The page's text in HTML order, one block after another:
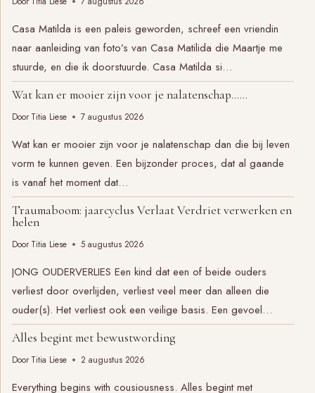
Casa Matilda is een paleis geworden, schreef een vriendin
naar aanleiding van foto’s van Casa Matilida die Maartje me
stuurde, en die ik doorstuurde. Casa Matilda si…
Wat kan er mooier zijn voor je nalatenschap……
Door Titia Liese 7 augustus 2026
Wat kan er mooier zijn voor je nalatenschap dan die bij leven
vorm te kunnen geven. Een bijzonder proces, dat al gaande
is vanaf het moment dat…
Traumaboom: jaarcyclus Verlaat Verdriet verwerken en
helen
Door Titia Liese 5 augustus 2026
JONG OUDERVERLIES Een kind dat een of beide ouders
verliest door overlijden, verliest veel meer dan alleen die
ouder(s). Het verliest ook een veilige basis. Een gevoel…
Alles begint met bewustwording
Door Titia Liese 2 augustus 2026
Everything begins with cousiousness. Alles begint met